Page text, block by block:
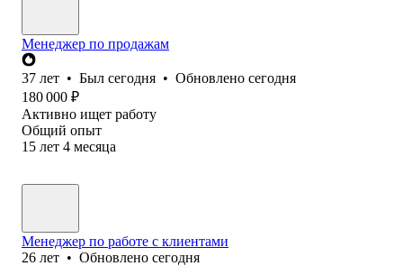
Менеджер по продажам
37 лет • Был сегодня • Обновлено сегодня
180 000 ₽
Активно ищет работу
Общий опыт
15 лет 4 месяца
Менеджер по работе с клиентами
26 лет • Обновлено сегодня